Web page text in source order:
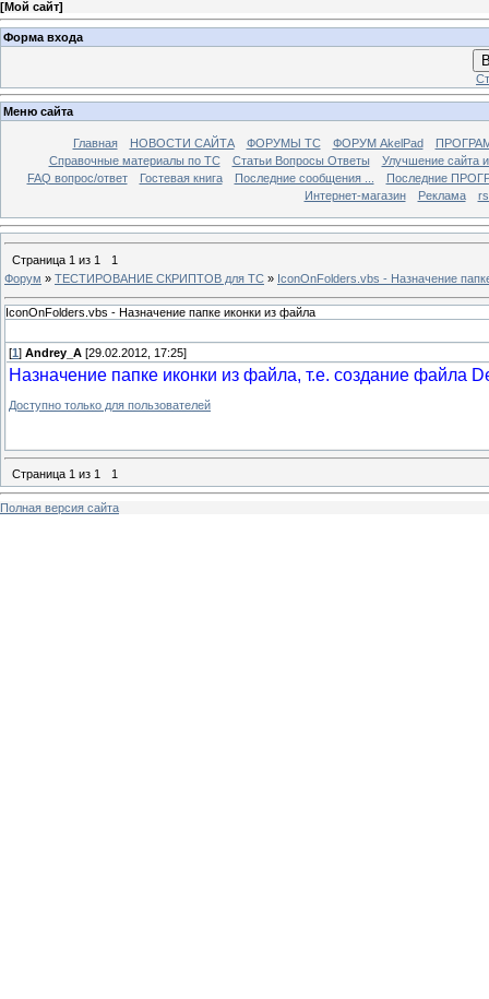
[Мой сайт]
Форма входа
Меню сайта
Главная НОВОСТИ САЙТА ФОРУМЫ TC ФОРУМ AkelPad
Справочные материалы по TС
Статьи Вопросы Ответы
Улучшение сайта
FAQ вопрос/ответ
Гостевая книга Последние сообщения ...
Последние
Интернет-магазин
Реклама
Страница 1 из 1
1
Форум » ТЕСТИРОВАНИЕ СКРИПТОВ для TC » IconOnFolders.vbs - Назначение
IconOnFolders.vbs - Назначение папке иконки из файла
[1 ] Andrey_A [29.02.2012, 17:25]
Назначение папке иконки из файла, т.е. создание файла
Доступно только для пользователей
Страница 1 из 1 1
Полная версия сайта